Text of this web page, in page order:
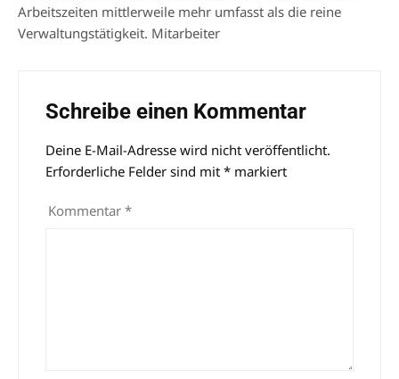
Arbeitszeiten mittlerweile mehr umfasst als die reine
Verwaltungstätigkeit. Mitarbeiter
Schreibe einen Kommentar
Deine E-Mail-Adresse wird nicht veröffentlicht.
Erforderliche Felder sind mit * markiert
Kommentar *
Alternative: